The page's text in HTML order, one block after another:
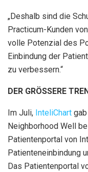
„Deshalb sind die
Practicum-Kunden
volle Potenzial des
Einbindung der
zu verbessern.“
DER GRÖSSERE
Im Juli, InteliChart
Neighborhood Well
Patientenportal von
Patienteneinbindung
Das Patientenportal